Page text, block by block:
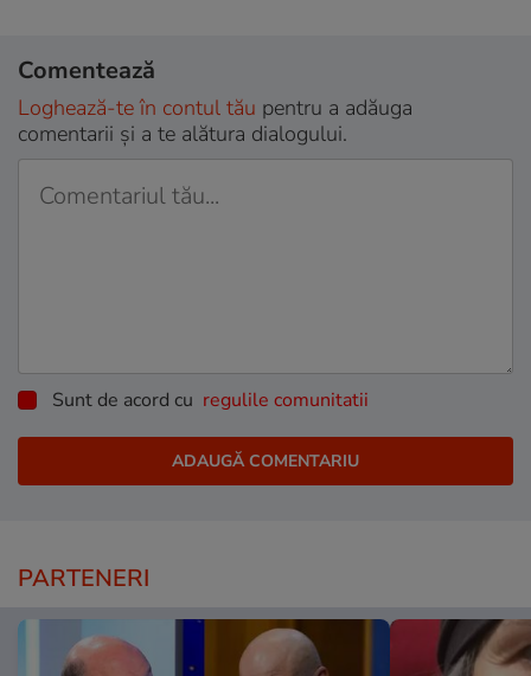
Comentează
Loghează-te în contul tău pentru a adăuga
comentarii și a te alătura dialogului.
Sunt de acord cu regulile comunitatii
PARTENERI